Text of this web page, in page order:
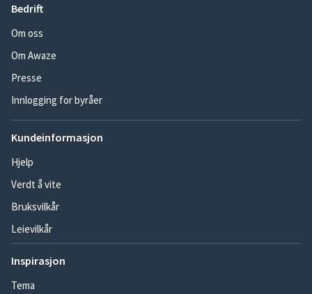
Bedrift
Om oss
Om Awaze
Presse
Innlogging for byråer
Kundeinformasjon
Hjelp
Verdt å vite
Bruksvilkår
Leievilkår
Inspirasjon
Tema